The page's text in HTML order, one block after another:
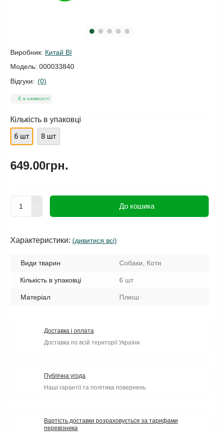
Виробник: Китай ВІ
Модель: 000033840
Відгуки: (0)
Є в наявності
Кількість в упаковці
6 шт
8 шт
649.00грн.
До кошика
Характеристики: (дивитися всі)
Види тварин Собаки, Коти
Кількість в упаковці 6 шт
Матеріал Плюш
Доставка і оплата
Доставка по всій території України
Публічна угода
Наші гарантії та політика повернень
Вартість доставки розраховується за тарифами
перевізника